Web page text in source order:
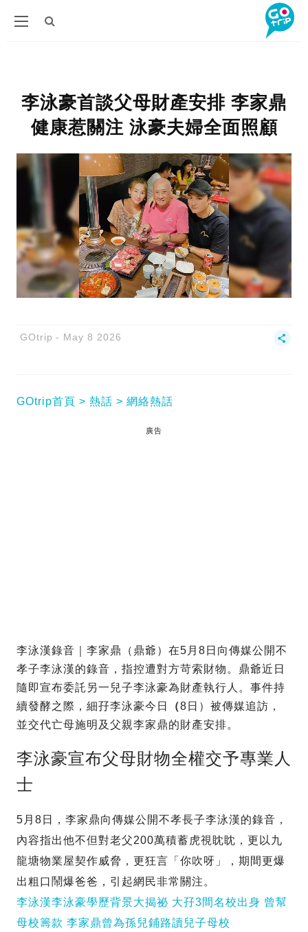
李泳豪首談父母財產安排 李家鼎
健康惹關注 泳豪夫婦全面照顧
GOtrip May 8 2026
GOtrip首頁 熱話 網絡熱話
廣告
李泳漢錄音｜李家鼎（鼎爺）在5月8日向傳媒公開不
孝子李泳漢的錄音，指控遭對方苛索財物。鼎爺近日
隨即宣布委託另一兒子李泳豪為財產執行人。事件持
續發酵之際，細孖李泳豪今日
（8日）被傳媒追訪，
並交代亡母施明及父親李家鼎的財產安排。
李泳豪宣布父母財物全權交予專業人
士
5月8日，李家鼎向傳媒公開不孝長子李泳漢的錄音，
內容指出他不但對老父200萬積蓄虎視眈眈，更以九
龍塘物業屋契作威脅，更狂言「你吹呀」，期間更爆
出粗口鬧爆爸爸，引起網民非常關注。
李泳漢李泳豪學歷背景大揭祕 大孖3間名校出身 曾幫
母校籌款 李家鼎曾為孫兒鋪路讀兒子母校